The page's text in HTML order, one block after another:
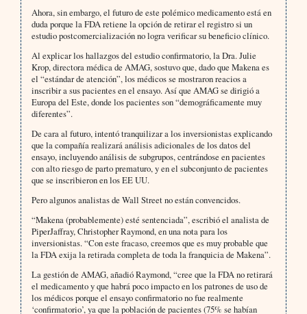
Ahora, sin embargo, el futuro de este polémico medicamento está en
duda porque la FDA retiene la opción de retirar el registro si un
estudio postcomercialización no logra verificar su beneficio clínico.
Al explicar los hallazgos del estudio confirmatorio, la Dra. Julie
Krop, directora médica de AMAG, sostuvo que, dado que Makena es
el “estándar de atención”, los médicos se mostraron reacios a
inscribir a sus pacientes en el ensayo. Así que AMAG se dirigió a
Europa del Este, donde los pacientes son “demográficamente muy
diferentes”.
De cara al futuro, intentó tranquilizar a los inversionistas explicando
que la compañía realizará análisis adicionales de los datos del
ensayo, incluyendo análisis de subgrupos, centrándose en pacientes
con alto riesgo de parto prematuro, y en el subconjunto de pacientes
que se inscribieron en los EE UU.
Pero algunos analistas de Wall Street no están convencidos.
“Makena (probablemente) esté sentenciada”, escribió el analista de
PiperJaffray, Christopher Raymond, en una nota para los
inversionistas. “Con este fracaso, creemos que es muy probable que
la FDA exija la retirada completa de toda la franquicia de Makena”.
La gestión de AMAG, añadió Raymond, “cree que la FDA no retirará
el medicamento y que habrá poco impacto en los patrones de uso de
los médicos porque el ensayo confirmatorio no fue realmente
‘confirmatorio’, ya que la población de pacientes (75% se habían